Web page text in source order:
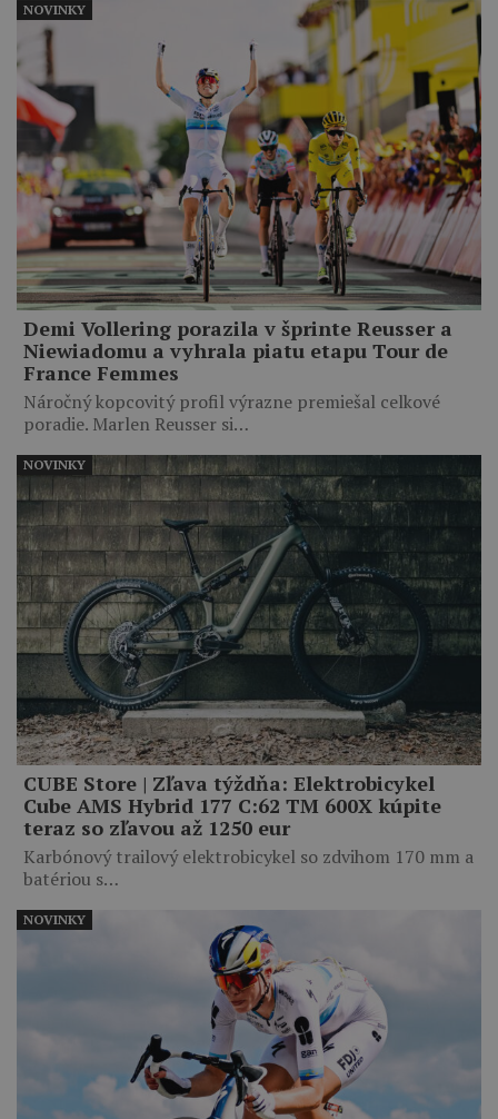
Demi Vollering porazila v šprinte Reusser a
Niewiadomu a vyhrala piatu etapu Tour de
France Femmes
Náročný kopcovitý profil výrazne premiešal celkové
poradie. Marlen Reusser si…
NOVINKY
CUBE Store | Zľava týždňa: Elektrobicykel
Cube AMS Hybrid 177 C:62 TM 600X kúpite
teraz so zľavou až 1250 eur
Karbónový trailový elektrobicykel so zdvihom 170 mm a
batériou s…
NOVINKY
NOVINKY